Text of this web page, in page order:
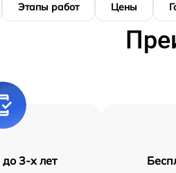
Этапы работ Цены
3-х лет